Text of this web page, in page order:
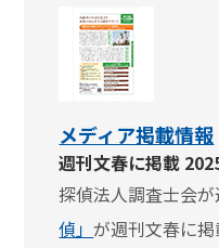
メディア掲載情報
週刊文春に掲載
探偵法人調査士会
偵」が週刊文春に